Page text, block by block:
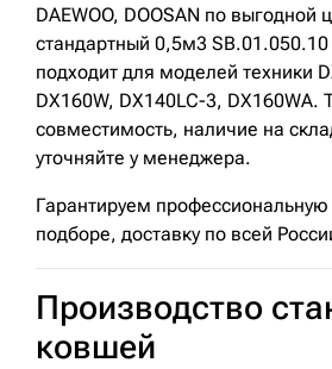
DAEWOO, DOOSAN по выгодной
стандартный 0,5м3
подходит для моделей техники
DX160W, DX140LC-3, DX160WA.
совместимость, наличие на
уточняйте у менеджера.
Гарантируем
подборе, доставку по всей
Производство
ковшей